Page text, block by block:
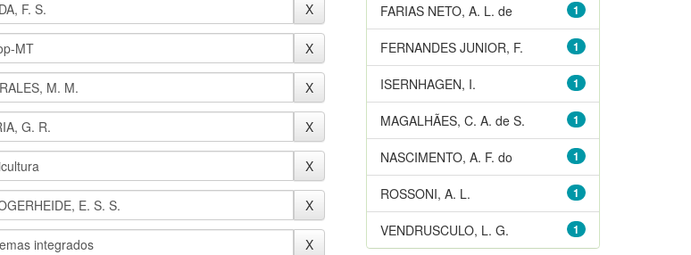
1
FARIAS NETO, A. L. de
1
FERNANDES JUNIOR, F.
1
ISERNHAGEN, I.
1
MAGALHÃES, C. A. de S.
1
NASCIMENTO, A. F. do
1
ROSSONI, A. L.
1
VENDRUSCULO, L. G.